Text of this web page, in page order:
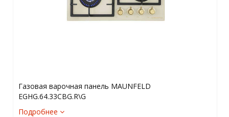
Газовая варочная панель MAUNFELD
EGHG.64.33CBG.R\G
Подробнее